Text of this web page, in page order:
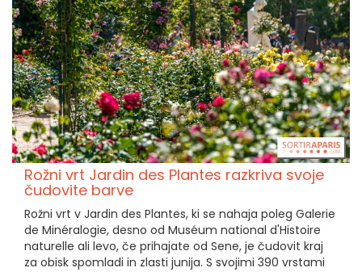
Rožni vrt Jardin des Plantes razkriva svoje
čudovite barve
Rožni vrt v Jardin des Plantes, ki se nahaja poleg Galerie
de Minéralogie, desno od Muséum national d'Histoire
naturelle ali levo, če prihajate od Sene, je čudovit kraj
za obisk spomladi in zlasti junija. S svojimi 390 vrstami